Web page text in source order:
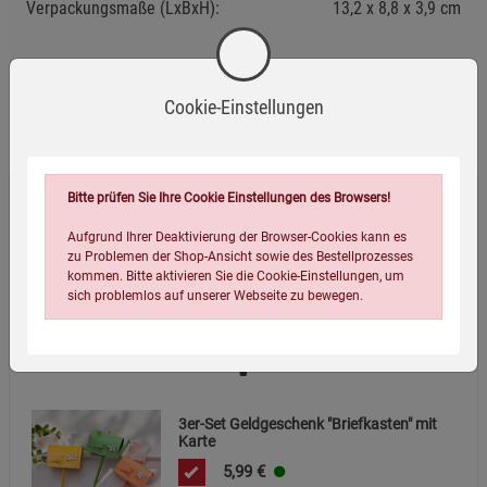
Verpackungsmaße (LxBxH):
13,2 8,8 3,9 cm
Wird oft zusammen bestellt:
4,99 €
Hinweise
3er-Set Geldgeschenk "Briefkasten" mit
Karte
5,99 €
Cookie-Einstellungen
Bitte prüfen Sie Ihre Cookie Einstellungen des Browsers!
Aufgrund Ihrer Deaktivierung der Browser-Cookies kann es
zu Problemen der Shop-Ansicht sowie des Bestellprozesses
kommen. Bitte aktivieren Sie die Cookie-Einstellungen, um
sich problemlos auf unserer Webseite zu bewegen.